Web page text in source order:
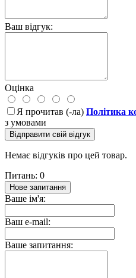
Ваш відгук:
Оцінка
Я прочитав (-ла) Політика
з умовами
Відправити свій відгук
Немає відгуків про цей товар.
Питань: 0
Нове запитання
Ваше ім'я:
Ваш e-mail:
Ваше запитання: